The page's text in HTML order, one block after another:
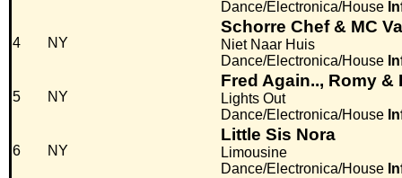
Dance/Electronica/House
4 NY
Schorre Chef & MC
Niet Naar Huis
Dance/Electronica/House
5 NY
Fred Again.., Romy &
Lights Out
Dance/Electronica/House
6 NY
Little Sis Nora
Limousine
Dance/Electronica/House